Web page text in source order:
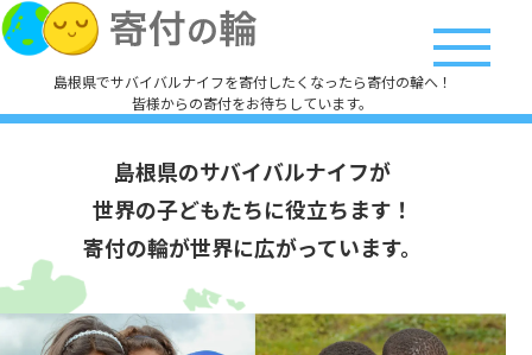
島根県でサバイバルナイフを寄付したくなったら寄付の輪へ！
皆様からの寄付をお待ちしています。
島根県のサバイバルナイフが
世界の子どもたちに役立ちます！
寄付の輪が世界に広がっています。